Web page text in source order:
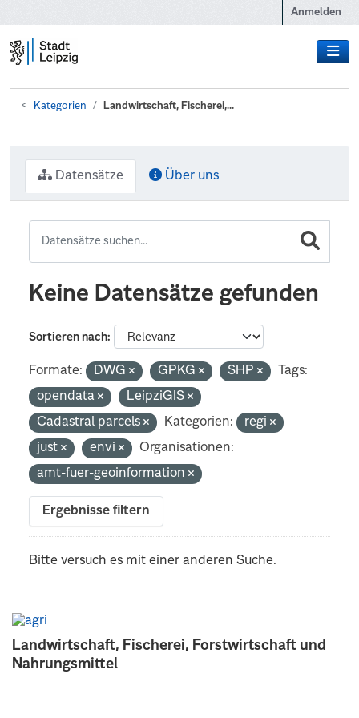
Anmelden
Kategorien Landwirtschaft, Fischerei,...
Landwirtschaft, Fischerei, Forstwirtschaft und
Nahrungsmittel
Datensätze Über uns
Keine Datensätze gefunden
Sortieren nach
Formate: DWG GPKG SHP
Tags:
opendata
LeipziGIS
Cadastral parcels
Kategorien:
regi
just
envi
Organisationen:
amt-fuer-geoinformation
Ergebnisse filtern
Bitte versuch es mit einer anderen Suche.